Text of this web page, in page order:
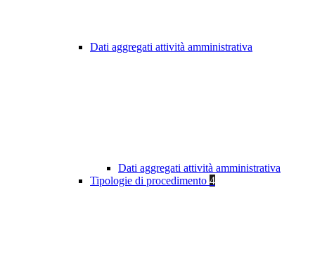
Dati aggregati attività amministrativa
Dati aggregati attività amministrativa
Tipologie di procedimento 4